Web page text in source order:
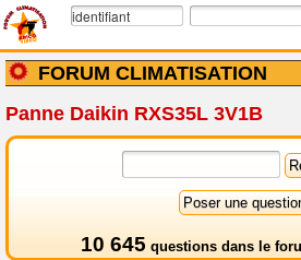
FORUM CLIMATISATION
Panne Daikin RXS35L 3V1B
10 645 questions dans le